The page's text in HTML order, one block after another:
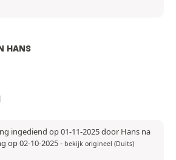
HANS
ingediend op 01-11-2025 door Hans na
op 02-10-2025- bekijk origineel (Duits)